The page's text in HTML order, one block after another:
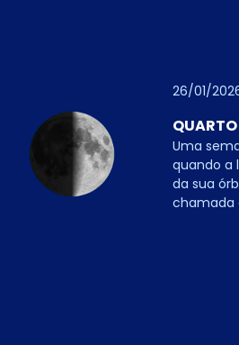
26/01/
Uma
quando a
da sua
chamada